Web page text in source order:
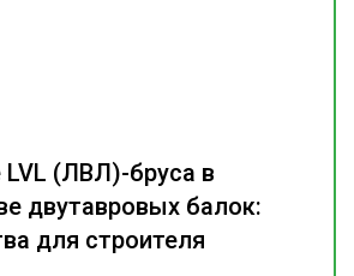
LVL (ЛВЛ)-бруса в
двутавровых балок:
для строителя